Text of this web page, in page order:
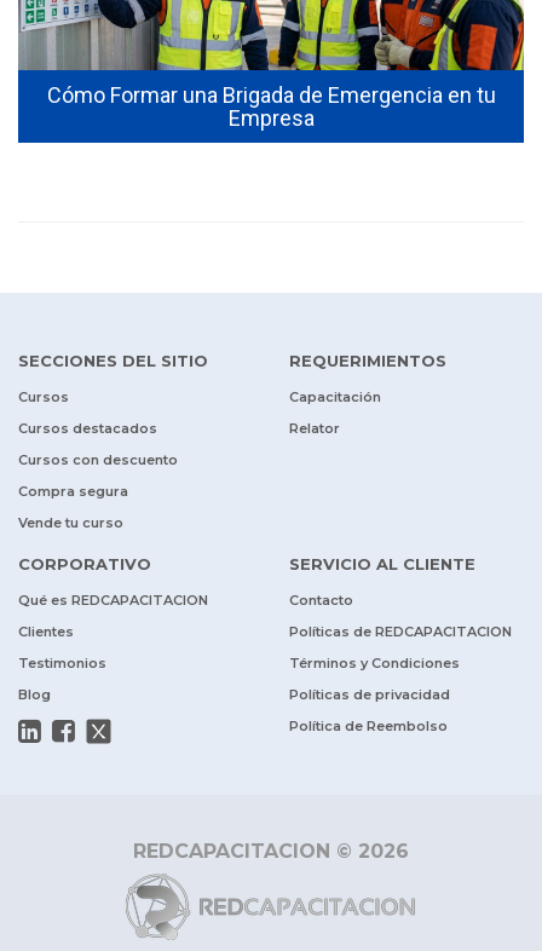
Cómo Formar una Brigada de Emergencia en tu
Empresa
SECCIONES DEL SITIO
Cursos
Cursos destacados
Cursos con descuento
Compra segura
Vende tu curso
REQUERIMIENTOS
Capacitación
Relator
CORPORATIVO
Qué es REDCAPACITACION
Clientes
Testimonios
Blog
SERVICIO AL CLIENTE
Contacto
Políticas de REDCAPACITACION
Términos y Condiciones
Políticas de privacidad
Política de Reembolso
REDCAPACITACION © 2026